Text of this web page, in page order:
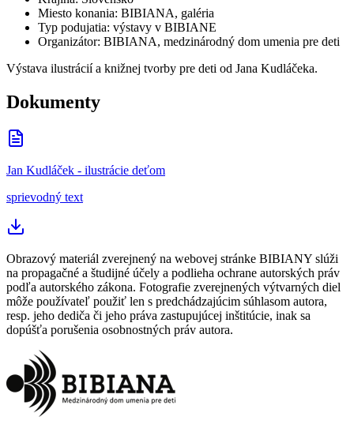
Miesto konania: BIBIANA, galéria
Typ podujatia: výstavy v BIBIANE
Organizátor: BIBIANA, medzinárodný dom umenia pre deti
Výstava ilustrácií a knižnej tvorby pre deti od Jana Kudláčeka.
Dokumenty
Jan Kudláček - ilustrácie deťom
sprievodný text
Obrazový materiál zverejnený na webovej stránke BIBIANY slúži
na propagačné a študijné účely a podlieha ochrane autorských práv
podľa autorského zákona. Fotografie zverejnených výtvarných diel
môže používateľ použiť len s predchádzajúcim súhlasom autora,
resp. jeho dediča či jeho práva zastupujúcej inštitúcie, inak sa
dopúšťa porušenia osobnostných práv autora.